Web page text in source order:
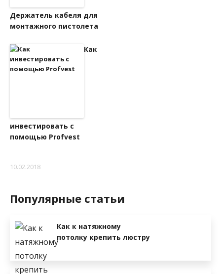
Держатель кабеля для
монтажного пистолета
Как
инвестировать с
помощью Profvest
10.02.2018
Популярные статьи
Как к натяжному
потолку крепить люстру